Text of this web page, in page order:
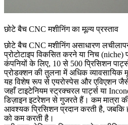
छोटे बैच CNC मशीनिंग का मूल्य प्रस्ताव
छोटे बैच CNC मशीनिंग असाधारण
प्रोटोटाइप विकसित करने या निच (niche)
कंपनियों के लिए, 10 से 500 प्रिसिशन
प्रोडक्शन की तुलना में अधिक व्यावसायिक
यह विशेष रूप सेएयरोस्पेस और एविएशनजैसे
जहाँ टाइटेनियम स्ट्रक्चरल पार्ट्स या
डिज़ाइन इटरेशन से गुजरते हैं। कम मात्रा
आवश्यक प्रिसिशन प्रदान करती है, जबकि
को कम करती है।